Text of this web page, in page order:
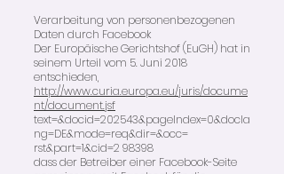
Verarbeitung von personenbezogenen
Daten durch Facebook
Der Europäische Gerichtshof (EuGH) hat in
seinem Urteil vom 5. Juni 2018
entschieden,
http://www.curia.europa.eu/juris/docume
nt/document.jsf
text=&docid=202543&pageIndex=0&docla
ng=DE&mode=req&dir=&occ=
rst&part=1&cid=2 98398
dass der Betreiber einer Facebook-Seite